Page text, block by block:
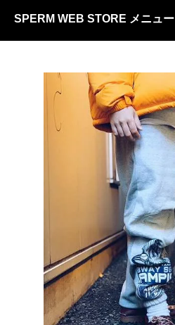
SPERM WEB STORE メニュー